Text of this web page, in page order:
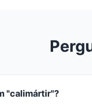
"calimártir"?